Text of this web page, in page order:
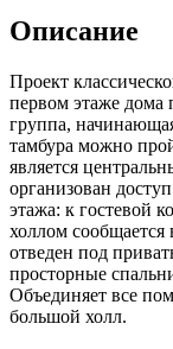
Описание
Проект
первом этаже дома
группа,
тамбура можно
является
организован
этажа: к гостевой
холлом сообщается
отведен под
просторные
Объединяет все
большой холл.